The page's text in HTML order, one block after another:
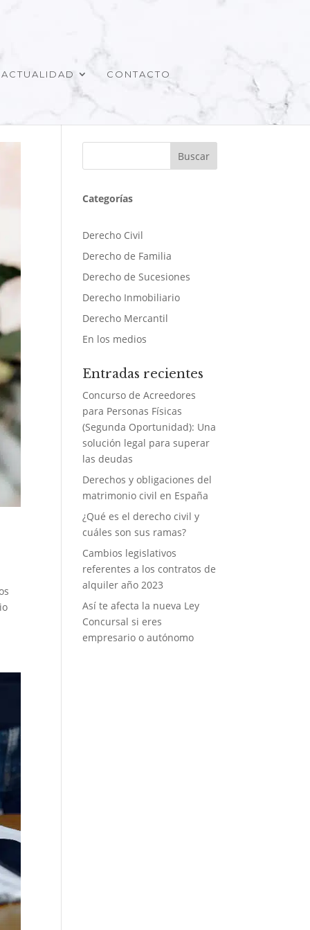
ACTUALIDAD CONTACTO
Categorías
Derecho Civil
Derecho de Familia
Derecho de Sucesiones
Derecho Inmobiliario
Derecho Mercantil
En los medios
Entradas recientes
Concurso de Acreedores
para Personas Físicas
(Segunda Oportunidad): Una
solución legal para superar
las deudas
Derechos y obligaciones del
matrimonio civil en España
¿Qué es el derecho civil y
cuáles son sus ramas?
Cambios legislativos
referentes a los contratos de
alquiler año 2023
Así te afecta la nueva Ley
Concursal si eres
empresario o autónomo